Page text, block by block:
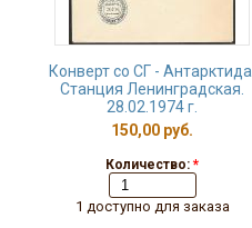
Конверт со СГ - Антарктида.
Станция Ленинградская.
28.02.1974 г.
150,00 руб.
Количество: *
1 доступно для заказа